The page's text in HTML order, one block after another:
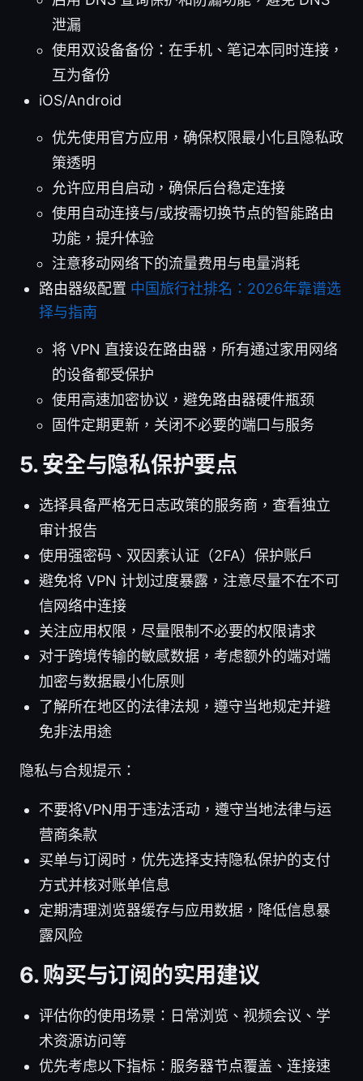
泄漏
使用双设备备份：在手机、笔记本同时连接，
互为备份
iOS/Android
优先使用官方应用，确保权限最小化且隐私政
策透明
允许应用自启动，确保后台稳定连接
使用自动连接与/或按需切换节点的智能路由
功能，提升体验
注意移动网络下的流量费用与电量消耗
路由器级配置 中国旅行社排名：2026年靠谱选
择与指南
将 VPN 直接设在路由器，所有通过家用网络
的设备都受保护
使用高速加密协议，避免路由器硬件瓶颈
固件定期更新，关闭不必要的端口与服务
5. 安全与隐私保护要点
选择具备严格无日志政策的服务商，查看独立
审计报告
使用强密码、双因素认证（2FA）保护账户
避免将 VPN 计划过度暴露，注意尽量不在不可
信网络中连接
关注应用权限，尽量限制不必要的权限请求
对于跨境传输的敏感数据，考虑额外的端对端
加密与数据最小化原则
了解所在地区的法律法规，遵守当地规定并避
免非法用途
隐私与合规提示：
不要将VPN用于违法活动，遵守当地法律与运
营商条款
买单与订阅时，优先选择支持隐私保护的支付
方式并核对账单信息
定期清理浏览器缓存与应用数据，降低信息暴
露风险
6. 购买与订阅的实用建议
评估你的使用场景：日常浏览、视频会议、学
术资源访问等
优先考虑以下指标：服务器节点覆盖、连接速